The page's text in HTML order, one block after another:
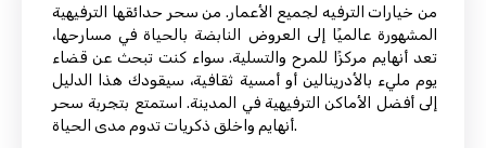
من خيارات الترفيه لجميع الأعمار. من سحر حدائقها الترفيهية
المشهورة عالميًا إلى العروض النابضة بالحياة في مسارحها،
تعد أنهايم مركزًا للمرح والتسلية. سواء كنت تبحث عن قضاء
يوم مليء بالأدرينالين أو أمسية ثقافية، سيقودك هذا الدليل
إلى أفضل الأماكن الترفيهية في المدينة. استمتع بتجربة سحر
أنهايم واخلق ذكريات تدوم مدى الحياة.